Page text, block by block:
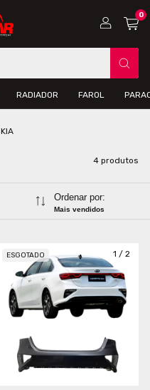
0
RADIADOR FAROL
KIA
4 produtos
Ordenar por:
Mais vendidos
1 / 2
ESGOTADO